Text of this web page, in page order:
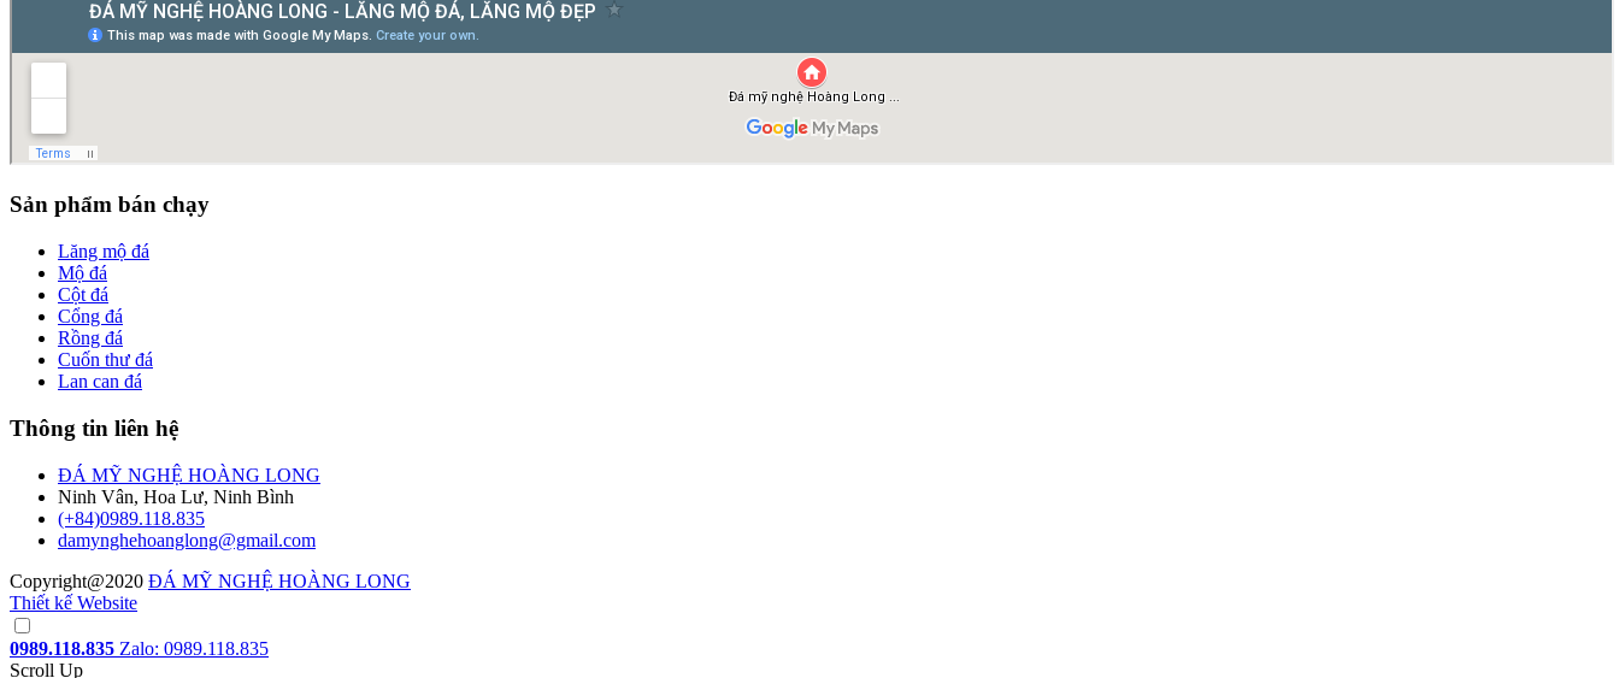
Sản phẩm bán chạy
Lăng mộ đá
Mộ đá
Cột đá
Cổng đá
Rồng đá
Cuốn thư đá
Lan can đá
Thông tin liên hệ
ĐÁ MỸ NGHỆ HOÀNG LONG
Ninh Vân, Hoa Lư, Ninh Bình
(+84)0989.118.835
damynghehoanglong@gmail.com
Copyright@2020 ĐÁ MỸ NGHỆ HOÀNG LONG
Thiết kế Website
0989.118.835 Zalo: 0989.118.835
Scroll Up